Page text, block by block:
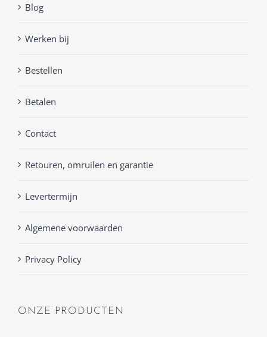
Blog
Werken bij
Bestellen
Betalen
Contact
Retouren, omruilen en garantie
Levertermijn
Algemene voorwaarden
Privacy Policy
ONZE PRODUCTEN